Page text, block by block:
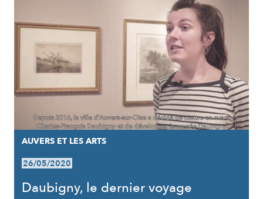
AUVERS ET LES ARTS
26/05/2020
Daubigny, le dernier voyage